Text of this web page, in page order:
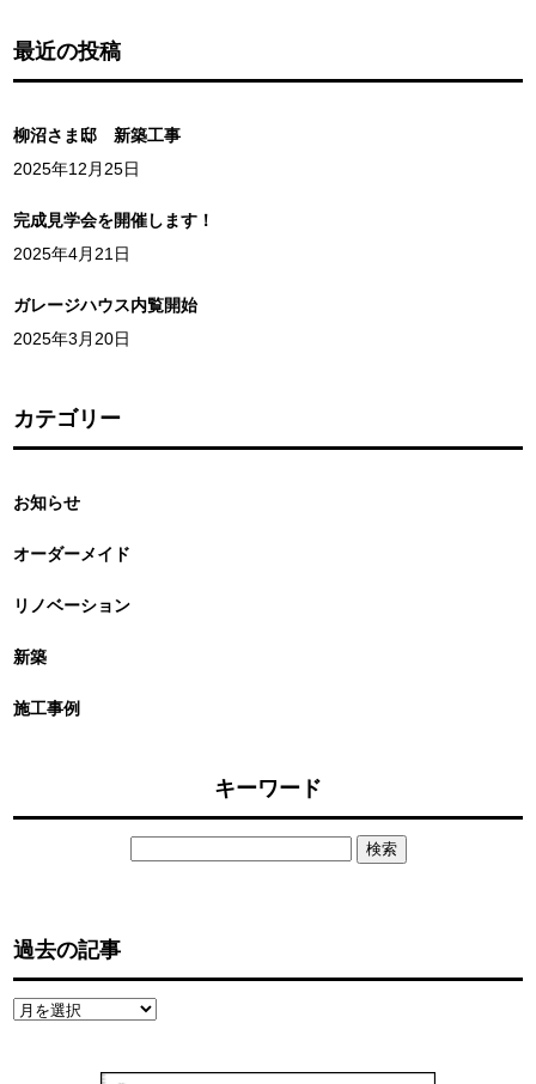
最近の投稿
柳沼さま邸 新築工事
2025年12月25日
完成見学会を開催します！
2025年4月21日
ガレージハウス内覧開始
2025年3月20日
カテゴリー
お知らせ
オーダーメイド
リノベーション
新築
施工事例
キーワード
過去の記事
過